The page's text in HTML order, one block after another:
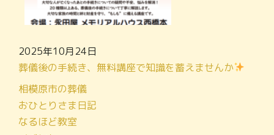
2025年10月24日
葬儀後の手続き、無料講座で知識を蓄えませんか
相模原市の葬儀
おひとりさま日記
なるほど教室